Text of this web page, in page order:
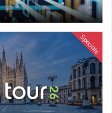
Speciale